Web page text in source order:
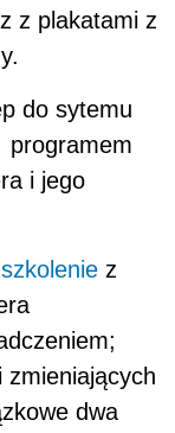
z plakatami z
do sytemu
programem
i jego
szkolenie z
zmieniających
dwa